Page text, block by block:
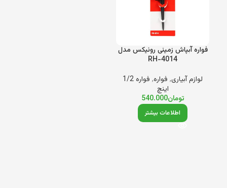
فواره آبپاش زمینی رونیکس مدل
RH-4014
لوازم آبیاری, فواره,
فواره 1/2
اینچ
تومان540.000
اطلاعات بیشتر